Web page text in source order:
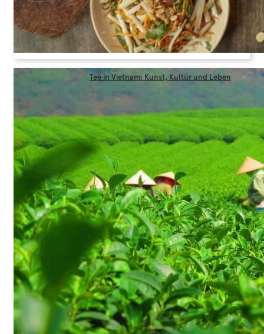
Tee in Vietnam: Kunst, Kultur und Leben